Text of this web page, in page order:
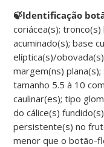
🍃Identificação
coriácea(s); tronco(s)
acuminado(s); base
elíptica(s)/
margem(ns)
tamanho 5.5 à 10
caulinar(es); tipo
do cálice(s)
persistente(s) no
menor que o botão-